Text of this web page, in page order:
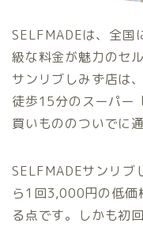
SELFMADEは、全国
級な料金が魅力のセ
サンリブしみず店は
徒歩15分のスーパー
買いもののついでに
SELFMADEサンリブ
ら1回3,000円の低価
る点です。しかも初